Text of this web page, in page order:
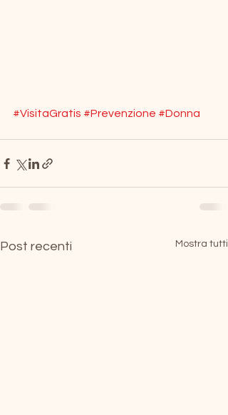
#VisitaGratis #Prevenzione #Donna
Post recenti Mostra tutti